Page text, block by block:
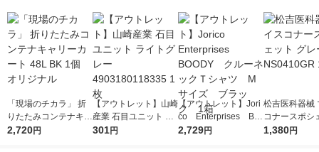
「現場のチカラ」 折
りたたみコンテナキャ
リーカート 48L BK 1
2,720円
【アウトレット】山崎
産業 石目ユニット ラ
イトグレー 49031801
301円
【アウトレット】Jori
co Enterprises BO
ODY クルーネック
2,729円
松吉医科器械
コナースポシ
グレー MY-
1,380円